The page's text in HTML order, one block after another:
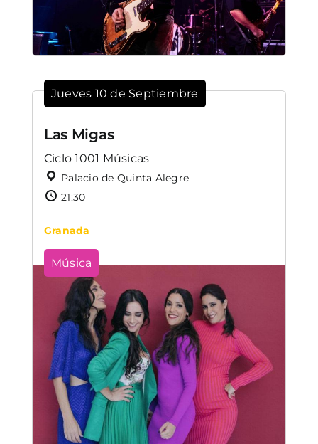
Jueves 10 de Septiembre
Las Migas
Ciclo 1001 Músicas
Palacio de Quinta Alegre
21:30
Granada
Música